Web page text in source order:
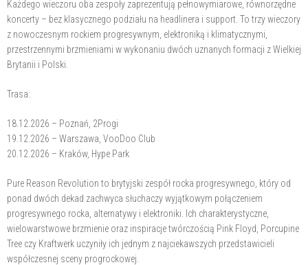
Każdego wieczoru oba zespoły zaprezentują pełnowymiarowe, równorzędne
koncerty – bez klasycznego podziału na headlinera i support. To trzy wieczory
z nowoczesnym rockiem progresywnym, elektroniką i klimatycznymi,
przestrzennymi brzmieniami w wykonaniu dwóch uznanych formacji z Wielkiej
Brytanii i Polski.
Trasa:
18.12.2026 – Poznań, 2Progi
19.12.2026 – Warszawa, VooDoo Club
20.12.2026 – Kraków, Hype Park
Pure Reason Revolution to brytyjski zespół rocka progresywnego, który od
ponad dwóch dekad zachwyca słuchaczy wyjątkowym połączeniem
progresywnego rocka, alternatywy i elektroniki. Ich charakterystyczne,
wielowarstwowe brzmienie oraz inspiracje twórczością Pink Floyd, Porcupine
Tree czy Kraftwerk uczyniły ich jednym z najciekawszych przedstawicieli
współczesnej sceny progrockowej.